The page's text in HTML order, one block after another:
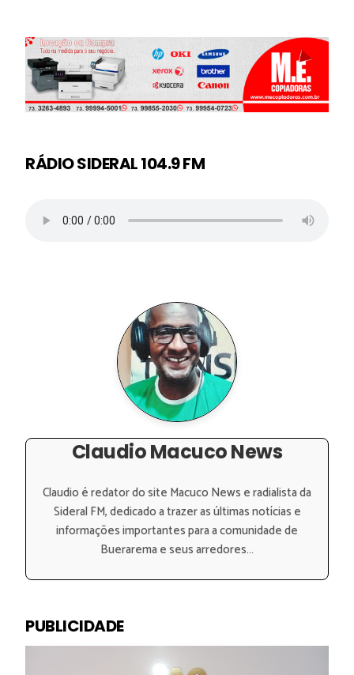
RÁDIO SIDERAL 104.9 FM
Claudio Macuco News
Claudio é redator do site Macuco News e radialista da
Sideral FM, dedicado a trazer as últimas notícias e
informações importantes para a comunidade de
Buerarema e seus arredores...
PUBLICIDADE